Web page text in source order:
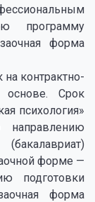
программу
форма
на контрактно-
Срок
психология»
форме —
подготовки
форма